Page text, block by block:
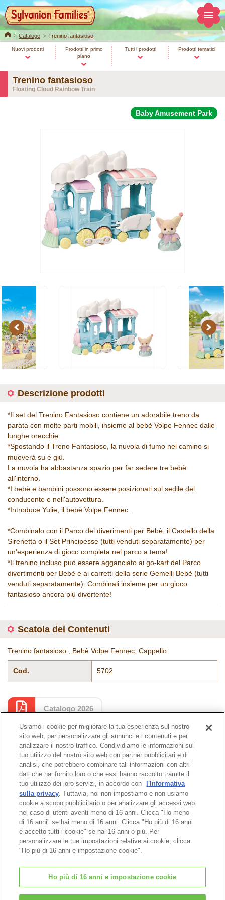
HomeCatalogo Trenino fantasioso
Nuovi prodotti
Prodotti in primo
piano
Tutti i prodotti Prodotti tematici
Trenino fantasioso
Floating Cloud Rainbow Train
Baby Amusement Park
Previous Next
Descrizione prodotti
*Il set del Trenino Fantasioso contiene un adorabile treno da
parata con molte parti mobili, insieme al bebè Volpe Fennec dalle
lunghe orecchie.
*Spostando il Treno Fantasioso, la nuvola di fumo nel camino si
muoverà su e giù.
La nuvola ha abbastanza spazio per far sedere tre bebè
all'interno.
*I bebè e bambini possono essere posizionati sul sedile del
conducente e nell'autovettura.
*Introduce Yulie, il bebè Volpe Fennec .
*Combinalo con il Parco dei diverimenti per Bebè, il Castello della
Sirenetta o il Set Principesse (tutti venduti separatamente) per
un'esperienza di gioco completa nel parco a tema!
*Il trenino incluso può essere agganciato ai go-kart del Parco
divertimenti per Bebè e ai carretti della serie Gemelli Bebè (tutti
venduti separatamente). Combinali insieme per un gioco
fantasioso ancora più divertente!
Scatola dei Contenuti
Trenino fantasioso , Bebè Volpe Fennec, Cappello
Cod. 5702
Catalogo 2026
Pagina catalogo
Pagina in alto
© EPOCH
Usiamo i cookie per migliorare la tua esperienza sul nostro
sito web, per personalizzare gli annunci e i contenuti e per
analizzare il nostro traffico. Condividiamo le informazioni sul
tuo utilizzo del nostro sito web con partner pubblicitari e di
analisi, che potrebbero combinare tali informazioni con altri
dati che hai fornito loro o che essi hanno raccolto tramite il
tuo utilizzo dei loro servizi, in accordo con
l'Informativa
sulla privacy. Tuttavia, noi non impostiamo e non usiamo
cookie a scopo pubblicitario o per analizzare gli accessi web
nel caso di utenti aventi meno di 16 anni. Clicca "Ho meno
di 16 anni" se hai meno di 16 anni. Clicca "Ho più di 16 anni
e accetto tutti i cookie" se hai 16 anni o più. Per
personalizzare le tue impostazioni relative ai cookie, clicca
"Ho più di 16 anni e impostazione cookie".
Ho più di 16 anni e impostazione cookie